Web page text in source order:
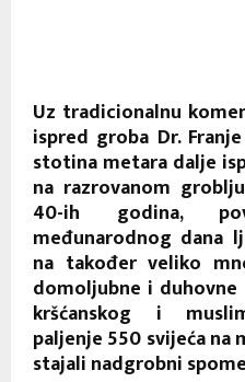
Uz tradicionalnu
ispred groba Dr.
stotina metara dalje
na razrovanom
40-ih godina,
međunarodnog dana
na također veliko
domoljubne i
kršćanskog i
paljenje 550 svijeća na
stajali nadgrobni